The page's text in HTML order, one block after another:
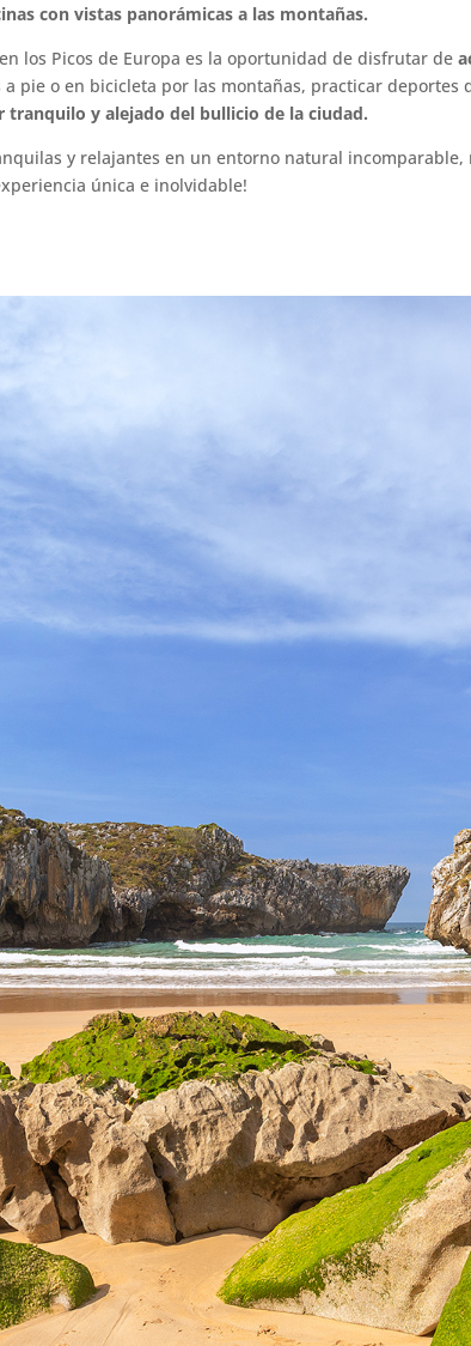
con vistas panorámicas a las montañas.
los Picos de Europa es la oportunidad de disfrutar de
pie o en bicicleta por las montañas, practicar
y alejado del bullicio de la ciudad.
y relajantes en un entorno natural
única e inolvidable!